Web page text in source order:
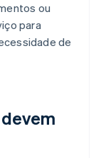
ou
para
de